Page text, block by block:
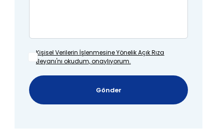
Kişisel Verilerin İşlenmesineYönelik Açık Rıza
Beyanı'nı okudum, onaylıyorum.
Gönder